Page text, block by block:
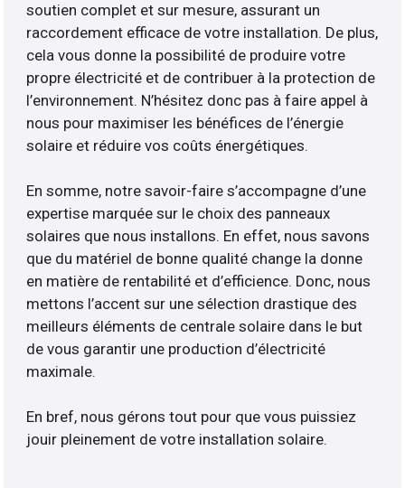
soutien complet et sur mesure, assurant un
raccordement efficace de votre installation. De plus,
cela vous donne la possibilité de produire votre
propre électricité et de contribuer à la protection de
l’environnement. N’hésitez donc pas à faire appel à
nous pour maximiser les bénéfices de l’énergie
solaire et réduire vos coûts énergétiques.
En somme, notre savoir-faire s’accompagne d’une
expertise marquée sur le choix des panneaux
solaires que nous installons. En effet, nous savons
que du matériel de bonne qualité change la donne
en matière de rentabilité et d’efficience. Donc, nous
mettons l’accent sur une sélection drastique des
meilleurs éléments de centrale solaire dans le but
de vous garantir une production d’électricité
maximale.
En bref, nous gérons tout pour que vous puissiez
jouir pleinement de votre installation solaire.